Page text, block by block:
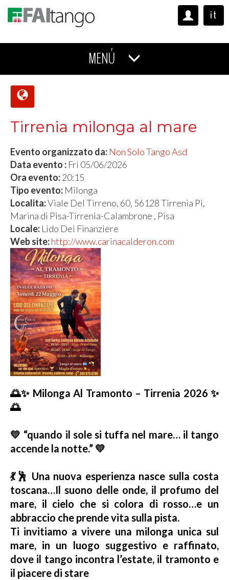
it
MENÚ
Tirrenia milonga al mare
Evento organizzato da: Non Solo Tango Asd
Data evento : Fri 05/06/2026
Ora evento:20:15
Tipo evento: Milonga
Localita:Viale Del Tirreno, 60, 56128 Tirrenia Pi,
Marina di Pisa-Tirrenia-Calambrone , Pisa
Locale: Lido Dei Finanziere
Web site:http://www.carinacalderon.com
🌅✨ Milonga Al Tramonto – Tirrenia 2026 ✨
🌅
💛 “quando il sole si tuffa nel mare… il tango
accende la notte.” 💛
💃🕺 Una nuova esperienza nasce sulla costa
toscana…Il suono delle onde, il profumo del
mare, il cielo che si colora di rosso…e un
abbraccio che prende vita sulla pista.
Ti invitiamo a vivere una milonga unica sul
mare, in un luogo suggestivo e raffinato,
dove il tango incontra l’estate, il tramonto e
il piacere di stare